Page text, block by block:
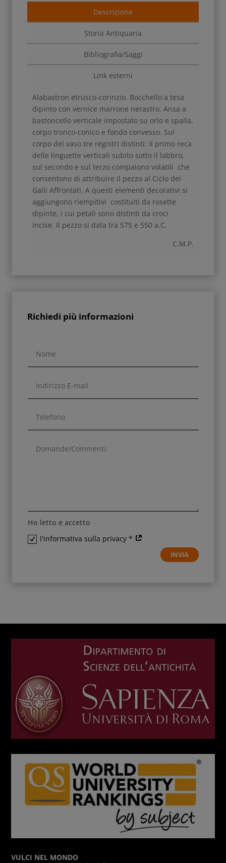
Descrizione
Storia Antiquaria
Bibliografia/Saggi
Link esterni
Alabastron etrusco-corinzio. Bocchello a tesa
dipinto con vernice marrone nerastro. Ansa a
bastoncello verticale impostato su orlo e spalla,
corpo tronco-conico e fondo convesso. Sul
corpo del vaso tre registri distinti: il primo reca
delle linguette verticali subito sotto il labbro,
sul secondo e sul terzo compaiono volatili che
consentono di attribuire il pezzo al Ciclo dei
Galli Affrontati. A questi elementi decorativi si
aggiungono riempitivi costituiti da rosette
dipinte, i cui petali sono distinti da croci
incise. Il pezzo si data tra 575 e 550 a.C.
C.M.P.
Richiedi più informazioni
Ho letto e accetto
l'informativa sulla privacy *
INVIA
VULCI NEL MONDO